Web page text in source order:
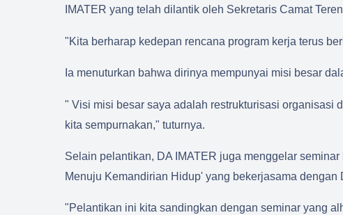
IMATER yang telah dilantik oleh Sekretaris Camat
"Kita berharap kedepan rencana program kerja terus
Ia menuturkan bahwa dirinya mempunyai misi besar
" Visi misi besar saya adalah restrukturisasi organisasi
kita sempurnakan," tuturnya.
Selain pelantikan, DA IMATER juga menggelar
Menuju Kemandirian Hidup' yang bekerjasama dengan
"Pelantikan ini kita sandingkan dengan seminar yang